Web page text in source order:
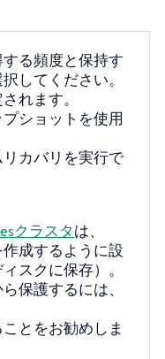
る頻度と保持す
してください。
れます。
ショットを使用
カバリを実行で
クラスタは、
成するように設
スクに保存）。
保護するには、
とをお勧めしま